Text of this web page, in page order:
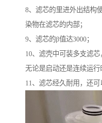
8、滤芯的里进外出结构
染物在滤芯的内部；
9、滤芯的β值达3000；
10、滤壳中可装多支滤芯
无论是启动还是连续运行
11、滤芯经久耐用，还可